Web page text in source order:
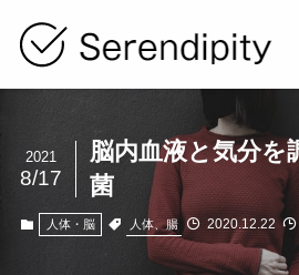
脳内血液と気分を
菌
2021
8/17
人体・脳 人体、腸 2020.12.22